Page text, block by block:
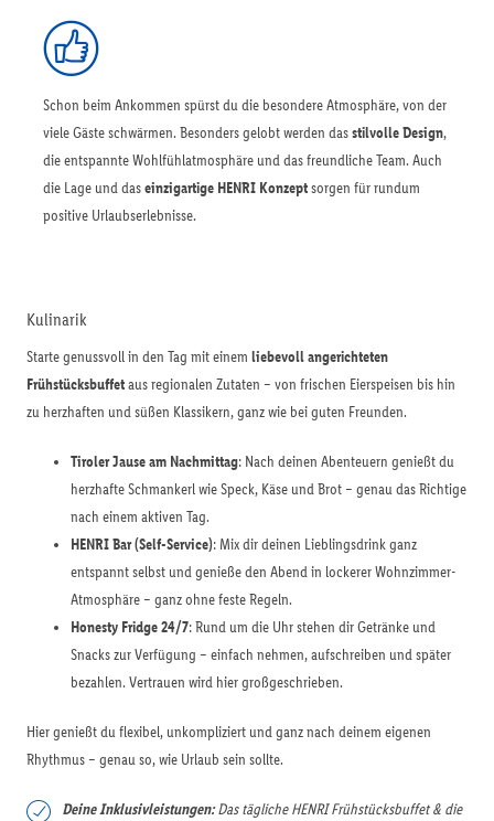
Schon beim Ankommen spürst du die besondere Atmosphäre, von der
viele Gäste schwärmen. Besonders gelobt werden dasstilvolle Design,
die entspannte Wohlfühlatmosphäre und das freundliche Team. Auch
die Lage und daseinzigartige HENRI Konzeptsorgen für rundum
positive Urlaubserlebnisse.
Kulinarik
Starte genussvoll in den Tag mit einem liebevoll angerichteten
Frühstücksbuffetaus regionalen Zutaten – von frischen Eierspeisen bis hin
zu herzhaften und süßen Klassikern, ganz wie bei guten Freunden.
Tiroler Jause am Nachmittag: Nach deinen Abenteuern genießt du
herzhafte Schmankerl wie Speck, Käse und Brot – genau das Richtige
nach einem aktiven Tag.
HENRI Bar (Self-Service): Mix dir deinen Lieblingsdrink ganz
entspannt selbst und genieße den Abend in lockerer Wohnzimmer-
Atmosphäre – ganz ohne feste Regeln.
Honesty Fridge 24/7: Rund um die Uhr stehen dir Getränke und
Snacks zur Verfügung – einfach nehmen, aufschreiben und später
bezahlen. Vertrauen wird hier großgeschrieben.
Hier genießt du flexibel, unkompliziert und ganz nach deinem eigenen
Rhythmus – genau so, wie Urlaub sein sollte.
Deine Inklusivleistungen:Das tägliche HENRI Frühstücksbuffet & die